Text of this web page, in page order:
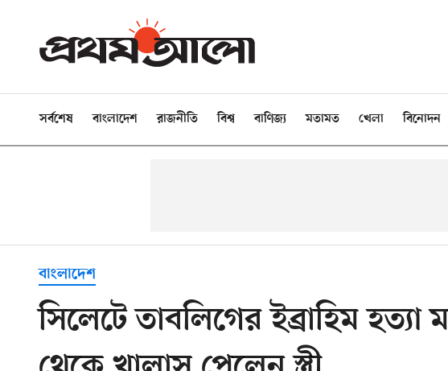
সর্বশেষ বাংলাদেশ রাজনীতি বিশ্ব বাণিজ্য মতামত খেলা বিনোদন
বাংলাদেশ
সিলেটে তাবলিগের ইব্রাহিম হত্যা